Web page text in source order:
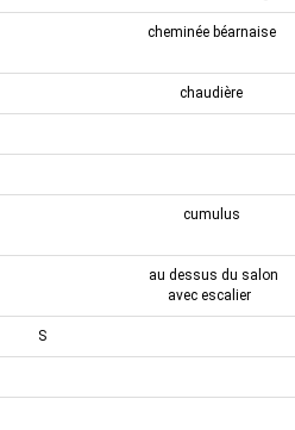
cheminée béarnaise
chaudière
cumulus
au dessus du salon
avec escalier
S